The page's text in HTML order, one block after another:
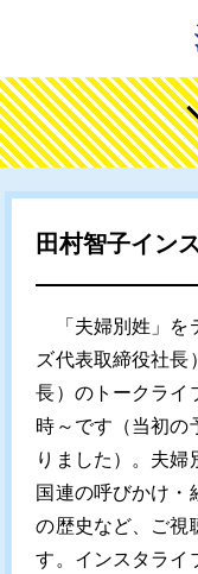
田村智子イン
「夫婦別姓」を
ズ代表取締役社長
長）のトークライ
時～です（当初の
りました）。夫婦
国連の呼びかけ・
の歴史など、ご視
す。インスタライ